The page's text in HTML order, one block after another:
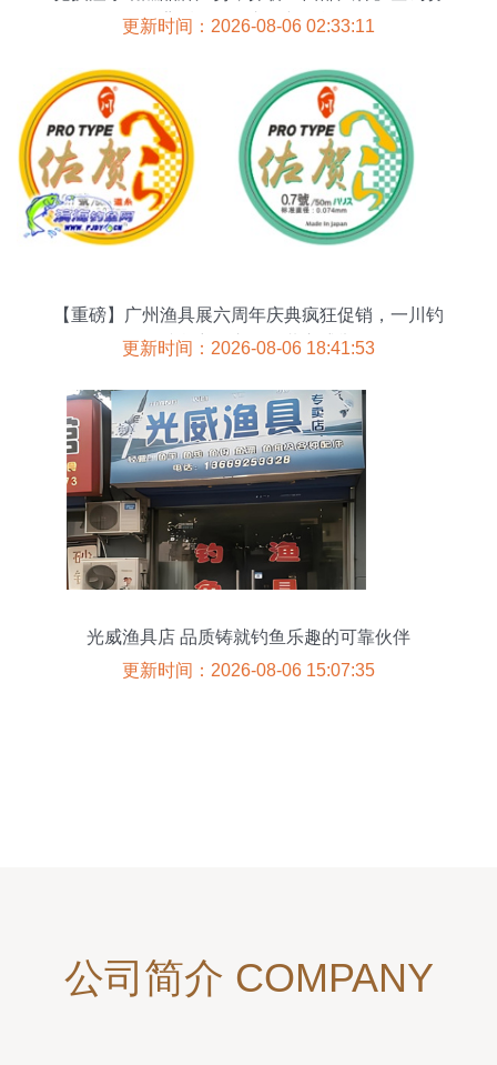
背后的渔具市场新动能
更新时间：2026-08-06 02:33:11
【重磅】广州渔具展六周年庆典疯狂促销，一川钓
具携辽宁各市钓友共襄盛举
更新时间：2026-08-06 18:41:53
光威渔具店 品质铸就钓鱼乐趣的可靠伙伴
更新时间：2026-08-06 15:07:35
公司简介 COMPANY